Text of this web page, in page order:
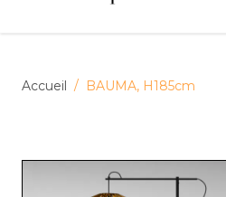
Accueil / BAUMA, H185cm